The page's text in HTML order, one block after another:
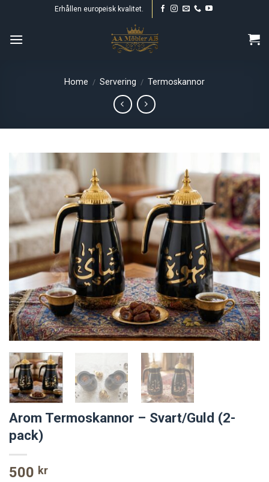
content
Erhållen europeisk kvalitet.
Home / Servering / Termoskannor
Arom Termoskannor – Svart/Guld (2-
pack)
500 kr